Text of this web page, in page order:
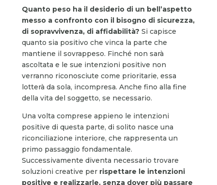
Quanto peso ha il desiderio di un bell’aspetto
messo a confronto con il bisogno di sicurezza,
di sopravvivenza, di affidabilità? Si capisce
quanto sia positivo che vinca la parte che
mantiene il sovrappeso. Finché non sarà
ascoltata e le sue intenzioni positive non
verranno riconosciute come prioritarie, essa
lotterà da sola, incompresa. Anche fino alla fine
della vita del soggetto, se necessario.
Una volta comprese appieno le intenzioni
positive di questa parte, di solito nasce una
riconciliazione interiore, che rappresenta un
primo passaggio fondamentale.
Successivamente diventa necessario trovare
soluzioni creative per rispettare le intenzioni
positive e realizzarle, senza dover più passare